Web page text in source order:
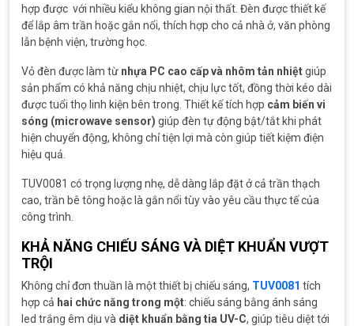
hợp được với nhiều kiểu không gian nội thất. Đèn được thiết kế
để lắp âm trần hoặc gắn nổi, thích hợp cho cả nhà ở, văn phòng
lẫn bệnh viện, trường học.
Vỏ đèn được làm từ nhựa PC cao cấp và nhôm tản nhiệtgiúp
sản phẩm có khả năng chịu nhiệt, chịu lực tốt, đồng thời kéo dài
được tuổi thọ linh kiện bên trong. Thiết kế tích hợp cảm biến vi
sóng (microwave sensor) giúp đèn tự động bật/tắt khi phát
hiện chuyển động, không chỉ tiện lợi mà còn giúp tiết kiệm điện
hiệu quả.
TUV0081 có trọng lượng nhẹ, dễ dàng lắp đặt ở cả trần thạch
cao, trần bê tông hoặc là gắn nổi tùy vào yêu cầu thực tế của
công trình.
KHẢ NĂNG CHIẾU SÁNG VÀ DIỆT KHUẨN VƯỢT
TRỘI
Không chỉ đơn thuần là một thiết bị chiếu sáng, TUV0081 tích
hợp cả hai chức năng trong một: chiếu sáng bằng ánh sáng
led trắng êm dịu và diệt khuẩn bằng tia UV-C, giúp tiêu diệt tới